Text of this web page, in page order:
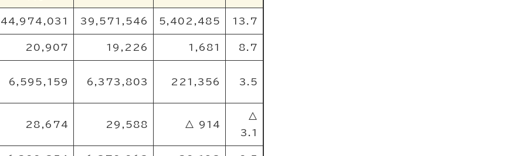
44,974,031 39,571,546 5,402,485 13.7
20,907 19,226 1,681 8.7
6,595,159 6,373,803 221,356 3.5
28,674 29,588 △ 914
△
3.1